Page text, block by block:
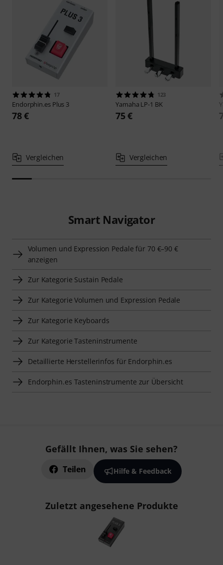
17
Endorphin.es Plus 3
78 €
Vergleichen
123
Yamaha LP-1 BK
75 €
Vergleichen
Smart Navigator
Volumen und Expression Pedale für 70 €–90 €
anzeigen
Zur Kategorie Sustain Pedale
Zur Kategorie Volumen und Expression Pedale
Zur Kategorie Keyboards
Zur Kategorie Tasteninstrumente
Detaillierte Herstellerinfos für Endorphin.es
Endorphin.es Tasteninstrumente zur Übersicht
Gefällt Ihnen, was Sie sehen?
Teilen Hilfe & Feedback
Zuletzt angesehene Produkte